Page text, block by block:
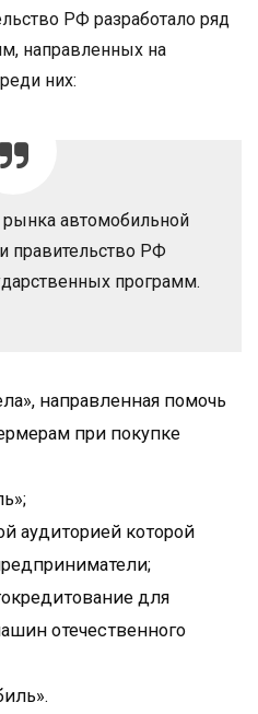
РФ разработало ряд
направленных на
них:
автомобильной
правительство РФ
программ.
направленная помочь
при покупке
аудиторией которой
для
отечественного